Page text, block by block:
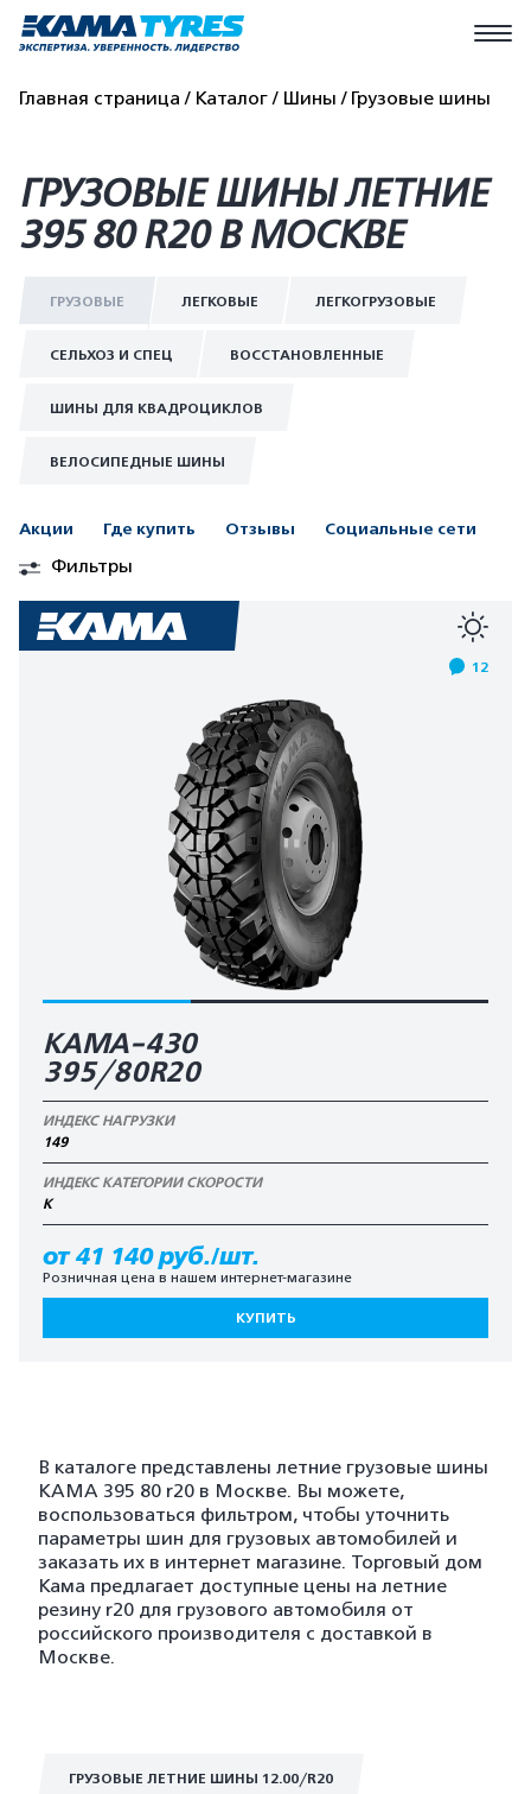
Главная страница Каталог Шины Грузовые шины
ГРУЗОВЫЕ ШИНЫ ЛЕТНИЕ
395 80 R20 В МОСКВЕ
ГРУЗОВЫЕ ЛЕГКОВЫЕ ЛЕГКОГРУЗОВЫЕ
СЕЛЬХОЗ И СПЕЦ ВОССТАНОВЛЕННЫЕ
ШИНЫ ДЛЯ КВАДРОЦИКЛОВ
ВЕЛОСИПЕДНЫЕ ШИНЫ
Акции Где купить Отзывы Социальные сети
Фильтры
12
КАМА-430
395/80R20
ИНДЕКС НАГРУЗКИ
149
ИНДЕКС КАТЕГОРИИ СКОРОСТИ
K
от 41 140 руб./шт.
Розничная цена в нашем интернет-магазине
КУПИТЬ
В каталоге представлены летние грузовые шины
KAMA 395 80 r20 в Москве. Вы можете,
воспользоваться фильтром, чтобы уточнить
параметры шин для грузовых автомобилей и
заказать их в интернет магазине. Торговый дом
Кама предлагает доступные цены на летние
резину r20 для грузового автомобиля от
российского производителя с доставкой в
Москве.
ГРУЗОВЫЕ ЛЕТНИЕ ШИНЫ 12.00/R20